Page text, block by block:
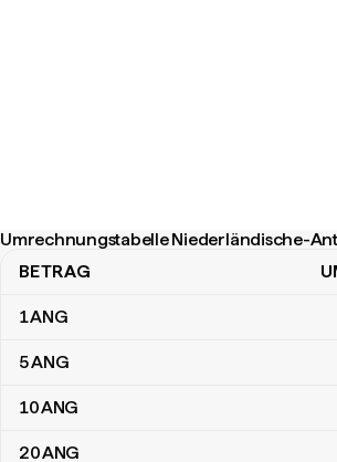
Umrechnungstabelle Niederländische-
Umrechnungstabelle Niederländische-
BETRAG
1ANG
5ANG
10ANG
20ANG